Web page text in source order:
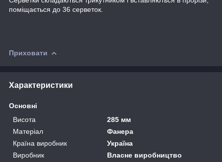
поміщається до 36 серветок.
Приховати
Характеристики
Основні
Висота
285 мм
Матеріал
Фанера
Країна виробник
Україна
Виробник
Власне виробництво